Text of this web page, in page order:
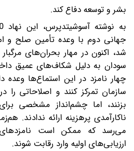
بشر و توسعه دفاع کند.
جهانی دوم با وعده تأمین صلح و
شد، اکنون در مهار بحران‌های مرگبار
سودان به دلیل شکاف‌های عمیق
چهار نامزد در این استماع‌ها وعده
سازمان تمرکز کنند و اصلاحاتی را
بزنند، اما چشم‌انداز مشخصی
ناکارآمدی پرهزینه ارائه ندادند.
می‌رسد که ممکن است
ارزیابی‌های اولیه وارد رقابت شوند.